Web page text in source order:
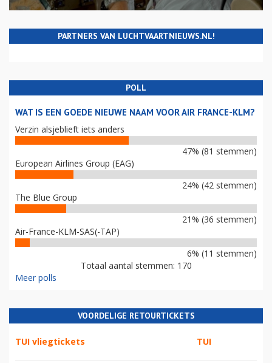
PARTNERS VAN LUCHTVAARTNIEUWS.NL!
POLL
WAT IS EEN GOEDE NIEUWE NAAM VOOR AIR FRANCE-KLM?
Verzin alsjeblieft iets anders
47% (81 stemmen)
European Airlines Group (EAG)
24% (42 stemmen)
The Blue Group
21% (36 stemmen)
Air-France-KLM-SAS(-TAP)
6% (11 stemmen)
Totaal aantal stemmen: 170
Meer polls
VOORDELIGE RETOURTICKETS
TUI vliegtickets TUI